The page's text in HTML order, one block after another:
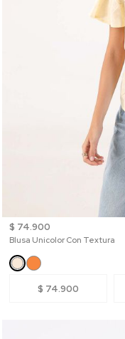
$ 74.900
Blusa Unicolor Con Textura
$ 74.900